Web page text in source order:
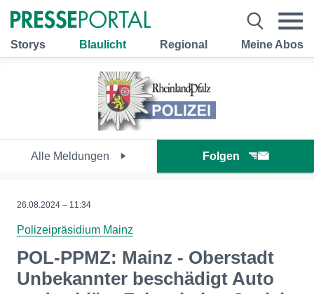
Storys Blaulicht Regional Meine Abos
Alle Meldungen Folgen
26.08.2024 – 11:34
Polizeipräsidium Mainz
POL-PPMZ: Mainz - Oberstadt
Unbekannter beschädigt Auto